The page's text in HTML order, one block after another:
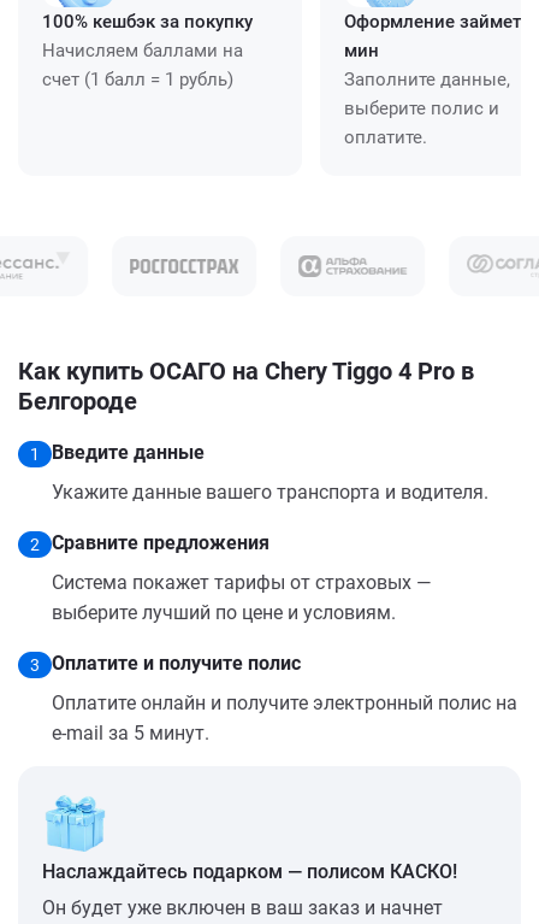
100% кешбэк за покупку
Начисляем баллами на
счет (1 балл = 1 рубль)
Оформление займет
мин
Заполните данные,
выберите полис и
оплатите.
Как купить ОСАГО на Chery Tiggo 4 Pro в
Белгороде
1
Введите данные
Укажите данные вашего транспорта и водителя.
2
Сравните предложения
Система покажет тарифы от страховых —
выберите лучший по цене и условиям.
3
Оплатите и получите полис
Оплатите онлайн и получите электронный полис на
e-mail за 5 минут.
Наслаждайтесь подарком — полисом КАСКО!
Он будет уже включен в ваш заказ и начнет